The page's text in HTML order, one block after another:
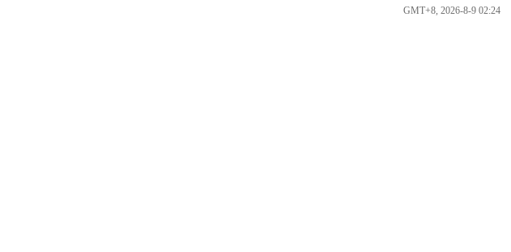
GMT+8, 2026-8-9 02:24